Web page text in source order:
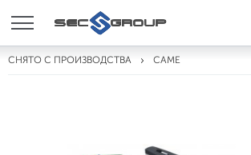
СНЯТО С ПРОИЗВОДСТВА CAME